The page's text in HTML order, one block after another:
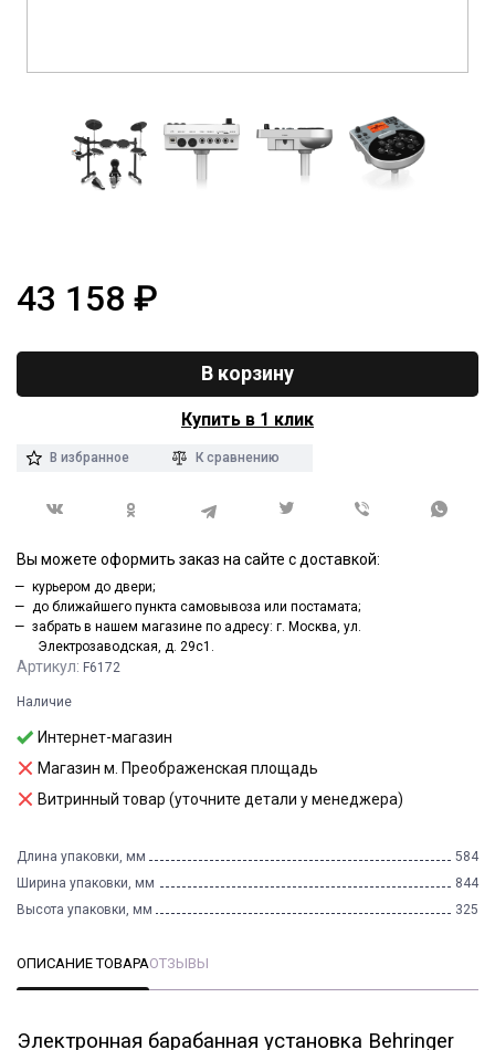
Артикул: F6172
Наличие
Интернет-магазин
Магазин м. Преображенская площадь
Витринный товар (уточните детали у менеджера)
Длина упаковки, мм
584
Ширина упаковки, мм
844
Высота упаковки, мм
325
43 158 ₽
В корзину
Купить в 1 клик
В избранное К сравнению
Вы можете оформить заказ на сайте с доставкой:
курьером до двери;
до ближайшего пункта самовывоза или постамата;
забрать в нашем магазине по адресу: г. Москва, ул.
Электрозаводская, д. 29с1.
ОПИСАНИЕ ТОВАРАОТЗЫВЫ
Электронная барабанная установка Behringer